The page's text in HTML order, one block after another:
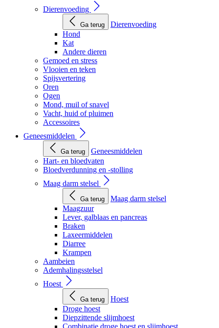
Dierenvoeding
Ga terug
Dierenvoeding
Hond
Kat
Andere dieren
Gemoed en stress
Vlooien en teken
Spijsvertering
Oren
Ogen
Mond, muil of snavel
Vacht, huid of pluimen
Accessoires
Geneesmiddelen
Ga terug
Geneesmiddelen
Hart- en bloedvaten
Bloedverdunning en -stolling
Maag darm stelsel
Ga terug
Maag darm stelsel
Maagzuur
Lever, galblaas en pancreas
Braken
Laxeermiddelen
Diarree
Krampen
Aambeien
Ademhalingsstelsel
Hoest
Ga terug
Hoest
Droge hoest
Diepzittende slijmhoest
Combinatie droge hoest en slijmhoest